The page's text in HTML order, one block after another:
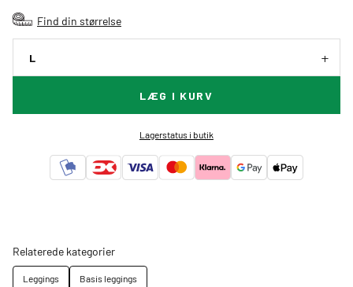
Find din størrelse
L
LÆG I KURV
Lagerstatus i butik
Relaterede kategorier
Leggings Basis leggings